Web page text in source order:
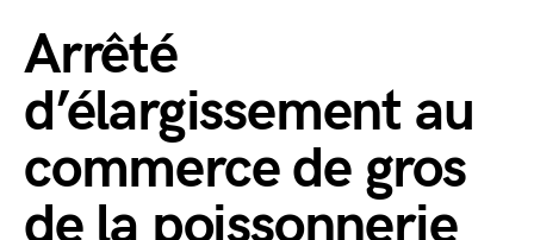
Arrêté
d’élargissement au
commerce de gros
de la poissonnerie